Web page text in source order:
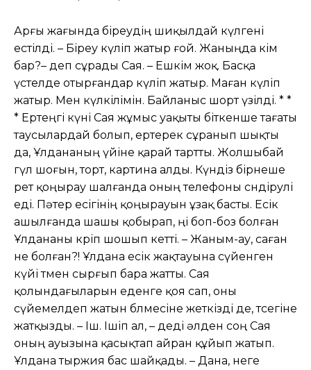
Арғы жағында біреудің шиқылдай күлгені
естілді. – Біреу күліп жатыр ғой. Жаныңда кім
бар?– деп сұрады Сая. – Ешкім жоқ. Басқа
үстелде отырғандар күліп жатыр. Маған күліп
жатыр. Мен күлкілімін. Байланыс шорт үзілді. * *
* Ертеңгі күні Сая жұмыс уақыты біткенше тағаты
таусылардай болып, ертерек сұранып шықты
да, Ұлдананың үйіне қарай тартты. Жолшыбай
гүл шоғын, торт, картина алды. Күндіз бірнеше
рет қоңырау шалғанда оның телефоны сөндірулі
еді. Пəтер есігінің қоңырауын ұзақ басты. Есік
ашылғанда шашы қобырап, өңі боп-боз болған
Ұлдананы көріп шошып кетті. – Жаным-ау, саған
не болған?! Ұлдана есік жақтауына сүйенген
күйі төмен сырғып бара жатты. Сая
қолындағыларын еденге қоя сап, оны
сүйемелдеп жатын бөлмесіне жеткізді де, төсегіне
жатқызды. – Іш. Ішіп ал, – деді əлден соң Сая
оның ауызына қасықтап айран құйып жатып.
Ұлдана тыржия бас шайқады. – Дана, неге